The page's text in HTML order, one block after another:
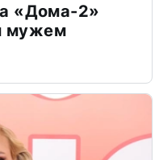
«Дома-2»
мужем